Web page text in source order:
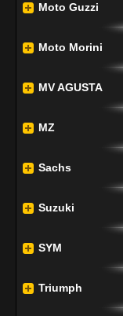
Moto Guzzi
Moto Morini
MV AGUSTA
MZ
Sachs
Suzuki
SYM
Triumph